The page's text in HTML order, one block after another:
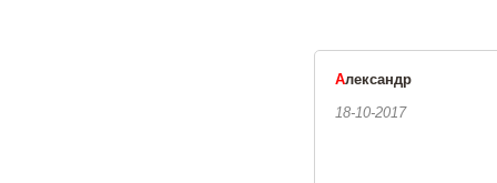
Александр
18-10-2017